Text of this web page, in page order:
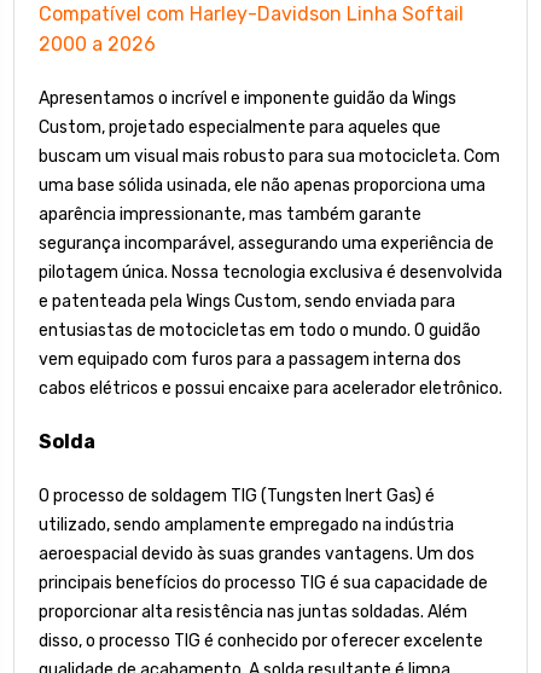
Compatível com Harley-Davidson Linha Softail
2000 a 2026
Apresentamos o incrível e imponente guidão da Wings
Custom, projetado especialmente para aqueles que
buscam um visual mais robusto para sua motocicleta. Com
uma base sólida usinada, ele não apenas proporciona uma
aparência impressionante, mas também garante
segurança incomparável, assegurando uma experiência de
pilotagem única. Nossa tecnologia exclusiva é desenvolvida
e patenteada pela Wings Custom, sendo enviada para
entusiastas de motocicletas em todo o mundo. O guidão
vem equipado com furos para a passagem interna dos
cabos elétricos e possui encaixe para acelerador eletrônico.
Solda
O processo de soldagem TIG (Tungsten Inert Gas) é
utilizado, sendo amplamente empregado na indústria
aeroespacial devido às suas grandes vantagens. Um dos
principais benefícios do processo TIG é sua capacidade de
proporcionar alta resistência nas juntas soldadas. Além
disso, o processo TIG é conhecido por oferecer excelente